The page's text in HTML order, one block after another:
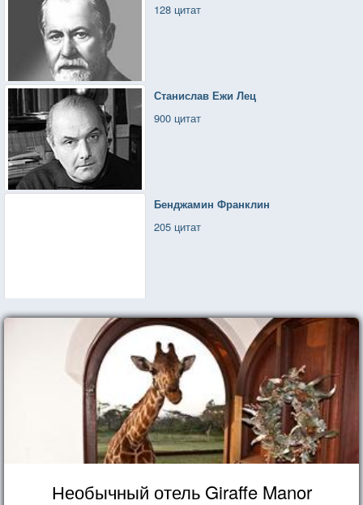
128 цитат
Станислав Ежи Лец
900 цитат
Бенджамин Франклин
205 цитат
Необычный отель Giraffe Manor